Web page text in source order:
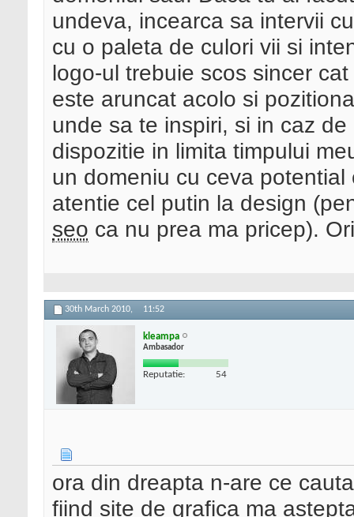
undeva, incearca sa intervii
cu o paleta de culori vii si
logo-ul trebuie scos sincer
este aruncat acolo si
unde sa te inspiri, si in caz
dispozitie in limita timpului
un domeniu cu ceva
atentie cel putin la design
seo ca nu prea ma pricep).
30th March 2010, 11:52
kleampa
Ambasador
Reputatie: 54
ora din dreapta n-are ce cauta
fiind site de grafica ma